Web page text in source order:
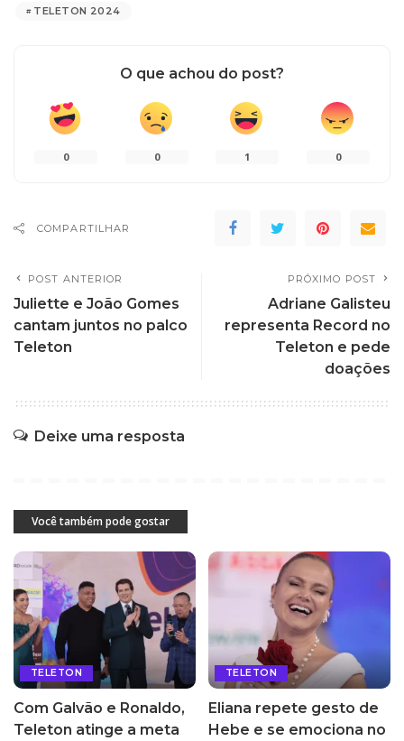
TELETON 2024
O que achou do post?
0 0 1 0
COMPARTILHAR
POST ANTERIOR
Juliette e João Gomes
cantam juntos no palco
Teleton
PRÓXIMO POST
Adriane Galisteu
representa Record no
Teleton e pede
doações
Deixe uma resposta
Você também pode gostar
TELETON
Com Galvão e Ronaldo,
Teleton atinge a meta
TELETON
Eliana repete gesto de
Hebe e se emociona no